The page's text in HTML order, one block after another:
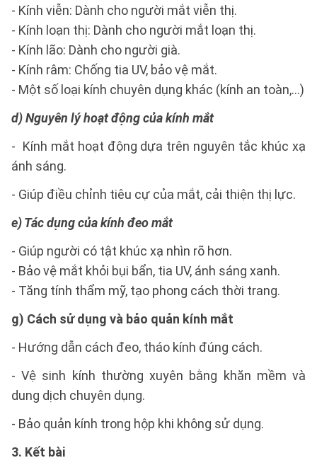
- Kính viễn: Dành cho người mắt viễn thị.
- Kính loạn thị: Dành cho người mắt loạn thị.
- Kính lão: Dành cho người già.
- Kính râm: Chống tia UV, bảo vệ mắt.
- Một số loại kính chuyên dụng khác (kính an toàn,...)
d) Nguyên lý hoạt động của kính mắt
- Kính mắt hoạt động dựa trên nguyên tắc khúc xạ
ánh sáng.
- Giúp điều chỉnh tiêu cự của mắt, cải thiện thị lực.
e) Tác dụng của kính đeo mắt
- Giúp người có tật khúc xạ nhìn rõ hơn.
- Bảo vệ mắt khỏi bụi bẩn, tia UV, ánh sáng xanh.
- Tăng tính thẩm mỹ, tạo phong cách thời trang.
g) Cách sử dụng và bảo quản kính mắt
- Hướng dẫn cách đeo, tháo kính đúng cách.
- Vệ sinh kính thường xuyên bằng khăn mềm và
dung dịch chuyên dụng.
- Bảo quản kính trong hộp khi không sử dụng.
3. Kết bài